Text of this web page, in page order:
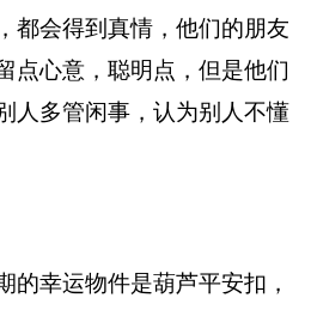
都会得到真情，他们的朋友
点心意，聪明点，但是他们
人多管闲事，认为别人不懂
幸运物件是葫芦平安扣，